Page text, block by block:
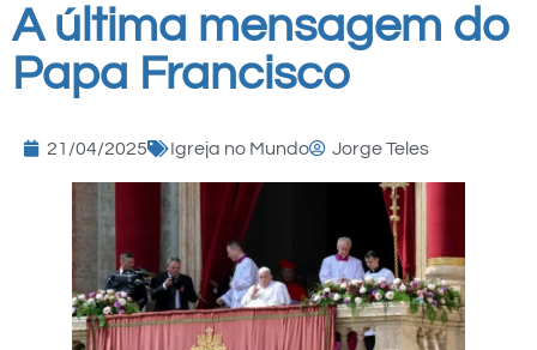
A última mensagem do
Papa Francisco
21/04/2025 Igreja no Mundo Jorge Teles